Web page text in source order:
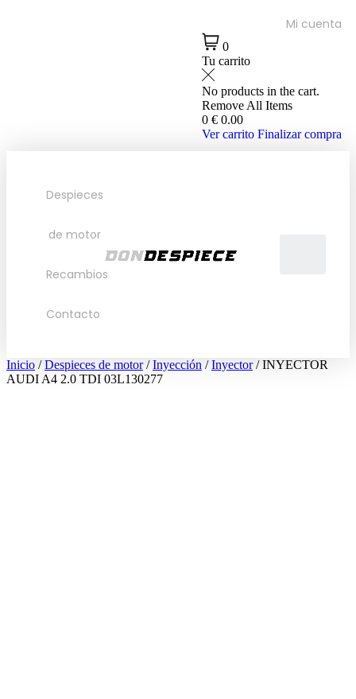
Mi cuenta
0
Tu carrito
No products in the cart.
Remove All Items
0 € 0.00
Ver carrito Finalizar compra
Despieces
de motor
Recambios
Contacto
Inicio /Despieces de motor/Inyección /Inyector/ INYECTOR
AUDI A4 2.0 TDI 03L130277